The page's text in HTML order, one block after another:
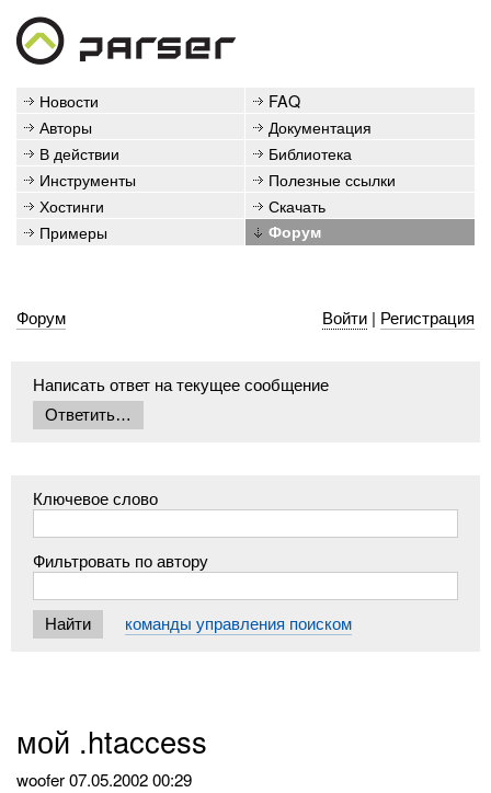
Новости
FAQ
Авторы
Документация
В действии
Библиотека
Инструменты
Полезные ссылки
Хостинги
Скачать
Примеры
Форум
Форум Войти| Регистрация
Написать ответ на текущее сообщение
Ключевое слово
Фильтровать по автору
команды управления поиском
мой .htaccess
woofer07.05.2002 00:29